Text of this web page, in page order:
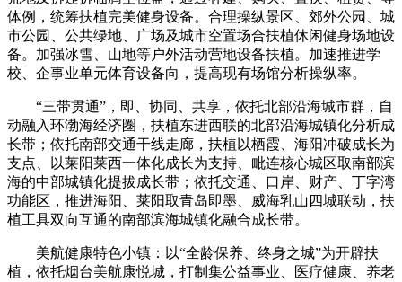
体例，统筹扶植完美健身设备。合理操纵景区、郊外公园、城
市公园、公共绿地、广场及城市空置场合扶植休闲健身场地设
备。加强冰雪、山地等户外活动营地设备扶植。加速推进学
校、企事业单元体育设备向，提高现有场馆分析操纵率。
“三带贯通”，即、协同、共享，依托北部沿海城市群，自
动融入环渤海经济圈，扶植东进西联的北部沿海城镇化分析成
长带；依托南部交通干线走廊，扶植以栖霞、海阳冲破成长为
支点、以莱阳莱西一体化成长为支持、毗连核心城区取南部滨
海的中部城镇化提拔成长带；依托交通、口岸、财产、丁字湾
功能区，推进海阳、莱阳取青岛即墨、威海乳山四城联动，扶
植工具双向互通的南部滨海城镇化融合成长带。
美航健康特色小镇：以“全龄保养、终身之城”为开辟扶
植，依托烟台美航康悦城，打制集公益事业、医疗健康、养老